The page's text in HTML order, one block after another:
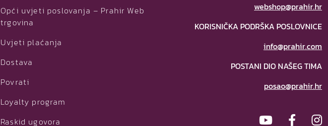
Opći uvjeti poslovanja – Prahir Web
trgovina
Uvjeti plaćanja
Dostava
Povrati
Loyalty program
Raskid ugovora
webshop@prahir.hr
KORISNIČKA PODRŠKA POSLOVNICE
info@prahir.com
POSTANI DIO NAŠEG TIMA
posao@prahir.hr